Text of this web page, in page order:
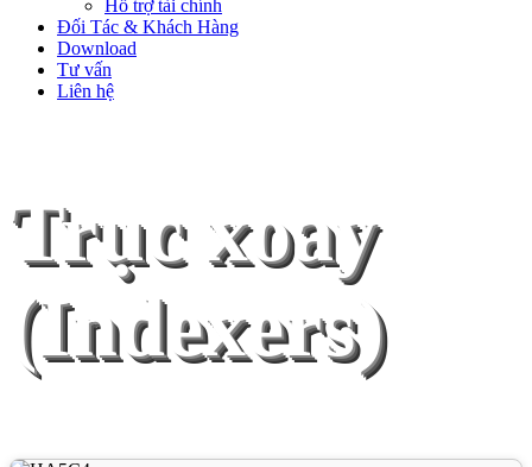
Hỗ trợ tài chính
Đối Tác & Khách Hàng
Download
Tư vấn
Liên hệ
Trục xoay
(Indexers)